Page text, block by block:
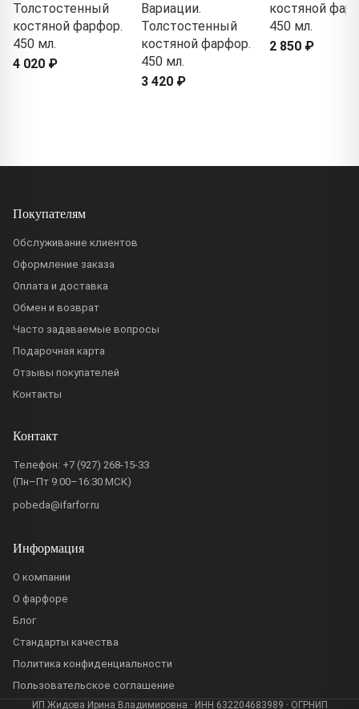
Толстостенный
костяной фарфор.
450 мл.
4 020 ₽
Вариации.
Толстостенный
костяной фарфор.
450 мл.
3 420 ₽
костяной
450 мл.
2 850 ₽
Покупателям
Обслуживание клиентов
Оформление заказа
Оплата и доставка
Обмен и возврат
Часто задаваемые вопросы
Подарочная карта
Отзывы покупателей
Контакты
Контакт
Телефон: +7 (927) 268-15-33
(Пн–Пт 9:00–16:30 МСК)
pobeda@ifarfor.ru
Информация
О компании
О фарфоре
Блог
Стандарты качества
Политика конфиденциальности
Пользовательское соглашение
ИП Жидова Ирина Владимировна · ИНН 632204683989 · ОГРНИП